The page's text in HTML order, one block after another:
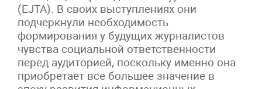
(EJTA). В своих выступлениях они
подчеркнули необходимость
формирования у будущих журналистов
чувства социальной ответственности
перед аудиторией, поскольку именно она
приобретает все большее значение в